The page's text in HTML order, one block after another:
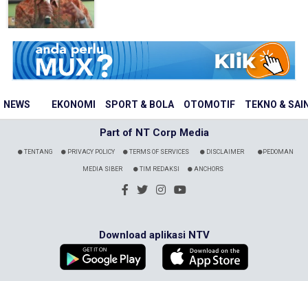
NEWS EKONOMI SPORT & BOLA OTOMOTIF TEKNO &
Part of NT Corp Media
TENTANG PRIVACY POLICY TERMS OF SERVICES DISCLAIMER PEDOMAN
MEDIA SIBER TIM REDAKSI ANCHORS
Download aplikasi NTV